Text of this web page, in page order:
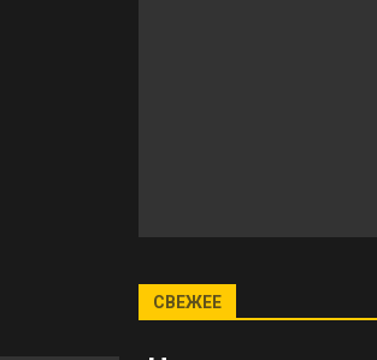
СВЕЖЕЕ